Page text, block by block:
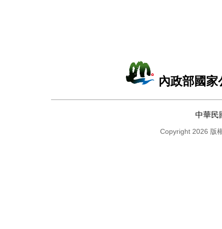
內政部國
中華民
Copyright 2026 版